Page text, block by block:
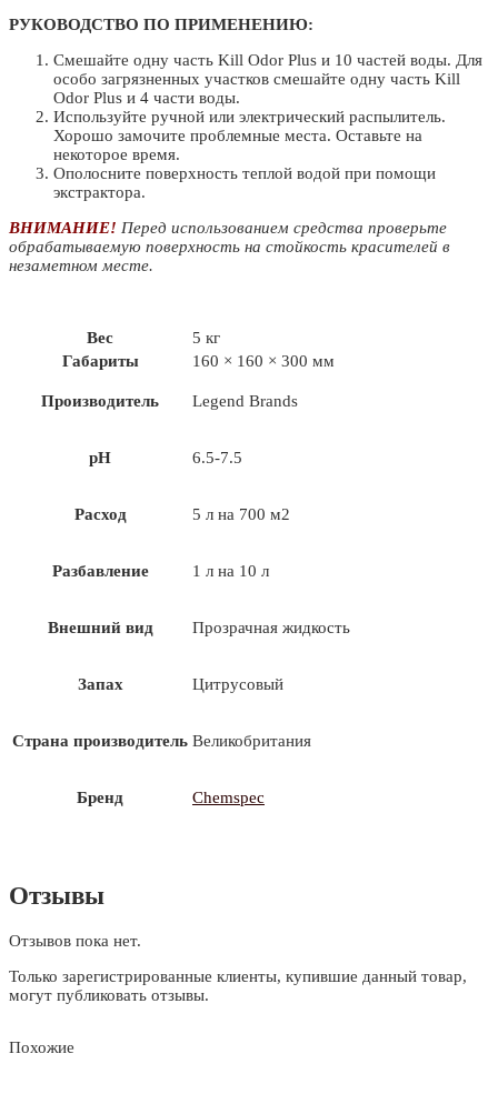
РУКОВОДСТВО ПО ПРИМЕНЕНИЮ:
Смешайте одну часть Kill Odor Plus и 10 частей воды. Для
особо загрязненных участков смешайте одну часть Kill
Odor Plus и 4 части воды.
Используйте ручной или электрический распылитель.
Хорошо замочите проблемные места. Оставьте на
некоторое время.
Ополосните поверхность теплой водой при помощи
экстрактора.
ВНИМАНИЕ! Перед использованием средства проверьте
обрабатываемую поверхность на стойкость красителей в
незаметном месте.
Вес
5 кг
Габариты
160 × 160 × 300 мм
Производитель Legend Brands
pH 6.5-7.5
Расход 5 л на 700 м2
Разбавление 1 л на 10 л
Внешний вид Прозрачная жидкость
Запах Цитрусовый
Страна производитель Великобритания
Бренд Chemspec
Отзывы
Отзывов пока нет.
Только зарегистрированные клиенты, купившие данный товар,
могут публиковать отзывы.
Похожие